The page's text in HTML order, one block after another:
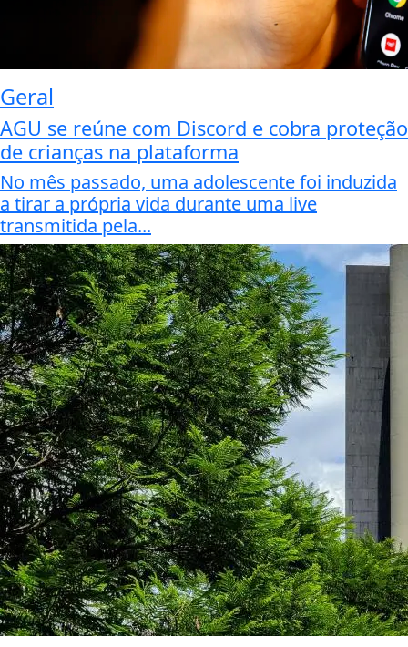
Geral
AGU se reúne com Discord e cobra proteção
de crianças na plataforma
No mês passado, uma adolescente foi induzida
a tirar a própria vida durante uma live
transmitida pela...